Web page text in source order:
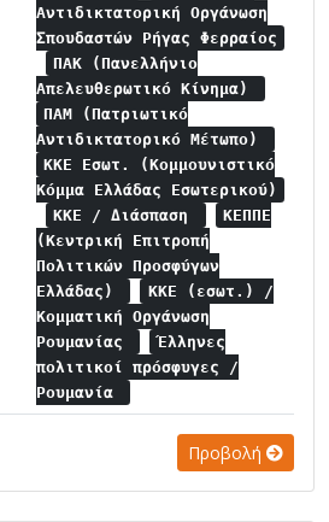
Αντιδικτατορική Οργάνωση
Σπουδαστών Ρήγας Φερραίος
ΠΑΚ (Πανελλήνιο
Απελευθερωτικό Κίνημα)
ΠΑΜ (Πατριωτικό
Αντιδικτατορικό Μέτωπο)
ΚΚΕ Εσωτ. (Κομμουνιστικό
Κόμμα Ελλάδας Εσωτερικού)
ΚΚΕ / Διάσπαση
ΚΕΠΠΕ
(Κεντρική Επιτροπή
Πολιτικών Προσφύγων
Ελλάδας)
ΚΚΕ (εσωτ.) /
Κομματική Οργάνωση
Ρουμανίας
Έλληνες
πολιτικοί πρόσφυγες /
Ρουμανία
Προβολή